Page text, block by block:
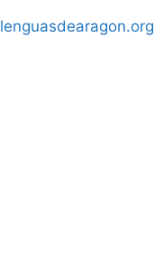
lenguasdearagon.org